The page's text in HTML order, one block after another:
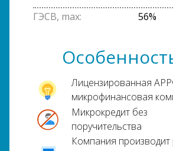
ГЭСВ, max: 56%
Лицензированная
микрофинансовая
Микрокредит без
поручительства
Компания производит